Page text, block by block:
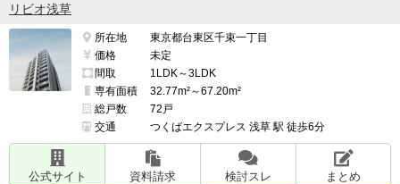
リビオ浅草
所在地
東京都台東区千束一丁目
価格
未定
間取
1LDK～3LDK
専有面積
32.77m²～67.20m²
総戸数
72戸
交通
つくばエクスプレス 浅草 駅 徒歩6分
公式サイト 資料請求 検討スレ まとめ